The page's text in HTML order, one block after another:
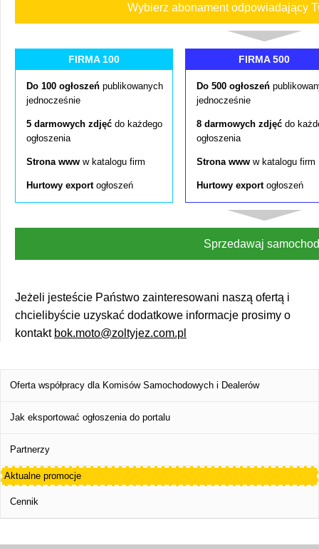
Wybierz abonament odpowiadający
FIRMA 100
Do 100 ogłoszeń publikowanych
jednocześnie
5 darmowych zdjęć do każdego
ogłoszenia
Strona www w katalogu firm
Hurtowy exportogłoszeń
FIRMA 500
Do 500 ogłoszeń
jednocześnie
8 darmowych zdjęć do
ogłoszenia
Strona www w katalogu firm
Hurtowy exportogłoszeń
Sprzedawaj
Jeżeli jesteście Państwo zainteresowani naszą ofertą i
chcielibyście uzyskać dodatkowe informacje prosimy o
kontakt bok.moto@zoltyjez.com.pl
Oferta współpracy dla Komisów Samochodowych i Dealerów
Jak eksportować ogłoszenia do portalu
Partnerzy
Aktualne promocje
Cennik